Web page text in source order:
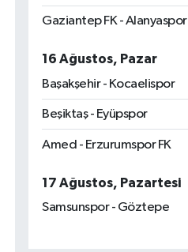
Gaziantep FK - Alanyaspor
16 Ağustos, Pazar
Başakşehir - Kocaelispor
Beşiktaş - Eyüpspor
Amed - Erzurumspor FK
17 Ağustos, Pazartesi
Samsunspor - Göztepe